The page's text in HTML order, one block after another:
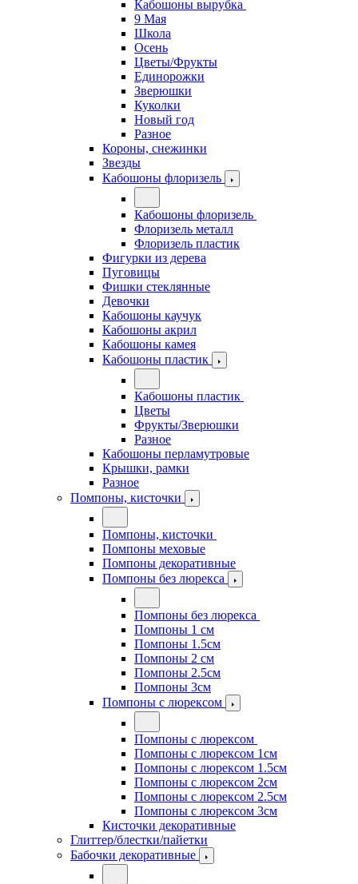
Кабошоны вырубка
9 Мая
Школа
Осень
Цветы/Фрукты
Единорожки
Зверюшки
Куколки
Новый год
Разное
Короны, снежинки
Звезды
Кабошоны флоризель
Кабошоны флоризель
Флоризель металл
Флоризель пластик
Фигурки из дерева
Пуговицы
Фишки стеклянные
Девочки
Кабошоны каучук
Кабошоны акрил
Кабошоны камея
Кабошоны пластик
Кабошоны пластик
Цветы
Фрукты/Зверюшки
Разное
Кабошоны перламутровые
Крышки, рамки
Разное
Помпоны, кисточки
Помпоны, кисточки
Помпоны меховые
Помпоны декоративные
Помпоны без люрекса
Помпоны без люрекса
Помпоны 1 см
Помпоны 1.5см
Помпоны 2 см
Помпоны 2.5см
Помпоны 3см
Помпоны с люрексом
Помпоны с люрексом
Помпоны с люрексом 1см
Помпоны с люрексом 1.5см
Помпоны с люрексом 2см
Помпоны с люрексом 2.5см
Помпоны с люрексом 3см
Кисточки декоративные
Глиттер/блестки/пайетки
Бабочки декоративные